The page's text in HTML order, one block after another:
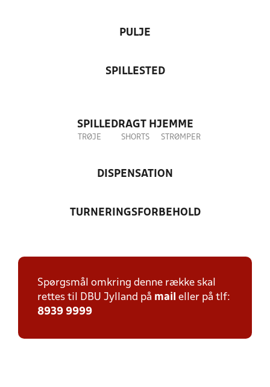
PULJE
SPILLESTED
SPILLEDRAGT HJEMME
TRØJE SHORTS STRØMPER
DISPENSATION
TURNERINGSFORBEHOLD
Spørgsmål omkring denne række skal
rettes til DBU Jylland på mail eller på tlf:
8939 9999